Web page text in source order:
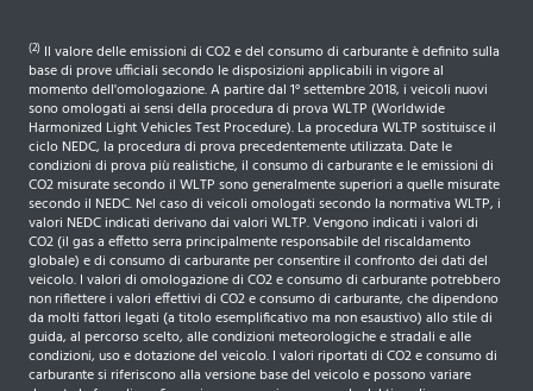
(2) Il valore delle emissioni di CO2 e del consumo di carburante è definito sulla
base di prove ufficiali secondo le disposizioni applicabili in vigore al
momento dell'omologazione. A partire dal 1° settembre 2018, i veicoli nuovi
sono omologati ai sensi della procedura di prova WLTP (Worldwide
Harmonized Light Vehicles Test Procedure). La procedura WLTP sostituisce il
ciclo NEDC, la procedura di prova precedentemente utilizzata. Date le
condizioni di prova più realistiche, il consumo di carburante e le emissioni di
CO2 misurate secondo il WLTP sono generalmente superiori a quelle misurate
secondo il NEDC. Nel caso di veicoli omologati secondo la normativa WLTP, i
valori NEDC indicati derivano dai valori WLTP. Vengono indicati i valori di
CO2 (il gas a effetto serra principalmente responsabile del riscaldamento
globale) e di consumo di carburante per consentire il confronto dei dati del
veicolo. I valori di omologazione di CO2 e consumo di carburante potrebbero
non riflettere i valori effettivi di CO2 e consumo di carburante, che dipendono
da molti fattori legati (a titolo esemplificativo ma non esaustivo) allo stile di
guida, al percorso scelto, alle condizioni meteorologiche e stradali e alle
condizioni, uso e dotazione del veicolo. I valori riportati di CO2 e consumo di
carburante si riferiscono alla versione base del veicolo e possono variare